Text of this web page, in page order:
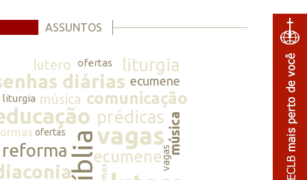
ASSUNTOS
lutero ofertas liturgia
diárias ecumene
liturgia música comunicação
prédicasmúsica
ofertasbíbliavagas
reforma ecumenevagas